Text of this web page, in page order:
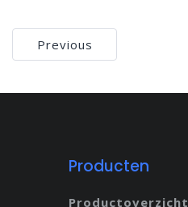
Bericht
navigatie
Previous
Producten
Productoverzicht